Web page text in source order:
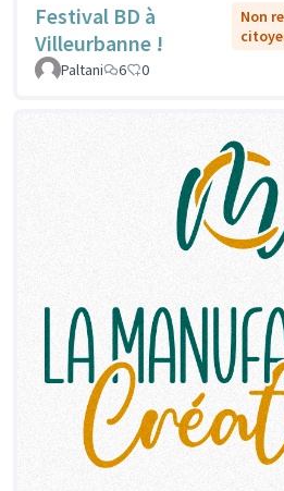
Festival BD à
Villeurbanne !
Non
Paltani
6 0